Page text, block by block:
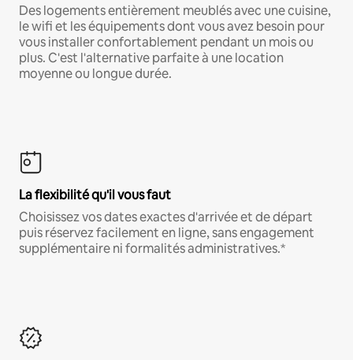
Des logements entièrement meublés avec une cuisine,
le wifi et les équipements dont vous avez besoin pour
vous installer confortablement pendant un mois ou
plus. C'est l'alternative parfaite à une location
moyenne ou longue durée.
La flexibilité qu'il vous faut
Choisissez vos dates exactes d'arrivée et de départ
puis réservez facilement en ligne, sans engagement
supplémentaire ni formalités administratives.*